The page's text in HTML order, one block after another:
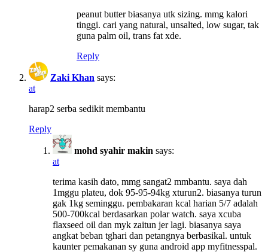
peanut butter biasanya utk sizing. mmg kalori
tinggi. cari yang natural, unsalted, low sugar, tak
guna palm oil, trans fat xde.
Reply
Zaki Khan says:
at
harap2 serba sedikit membantu
Reply
mohd syahir makin says:
at
terima kasih dato, mmg sangat2 mmbantu. saya dah
1mggu plateu, dok 95-95-94kg xturun2. biasanya turun
gak 1kg seminggu. pembakaran kcal harian 5/7 adalah
500-700kcal berdasarkan polar watch. saya xcuba
flaxseed oil dan myk zaitun jer lagi. biasanya saya
angkat beban tghari dan petangnya berbasikal. untuk
kaunter pemakanan sy guna android app myfitnesspal.